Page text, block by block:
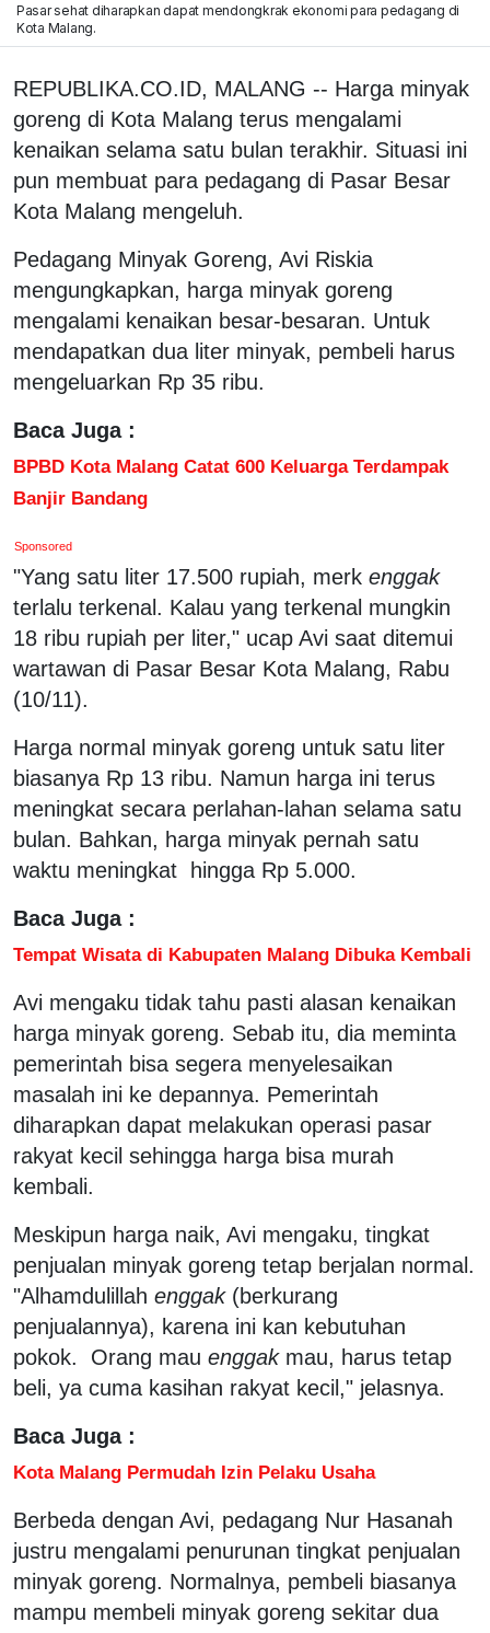
Pasar sehat diharapkan dapat mendongkrak ekonomi para pedagang di
Kota Malang.
REPUBLIKA.CO.ID, MALANG -- Harga minyak
goreng di Kota Malang terus mengalami
kenaikan selama satu bulan terakhir. Situasi ini
pun membuat para pedagang di Pasar Besar
Kota Malang mengeluh.
Pedagang Minyak Goreng, Avi Riskia
mengungkapkan, harga minyak goreng
mengalami kenaikan besar-besaran. Untuk
mendapatkan dua liter minyak, pembeli harus
mengeluarkan Rp 35 ribu.
Baca Juga :
BPBD Kota Malang Catat 600 Keluarga Terdampak
Banjir Bandang
Sponsored
"Yang satu liter 17.500 rupiah, merk enggak
terlalu terkenal. Kalau yang terkenal mungkin
18 ribu rupiah per liter," ucap Avi saat ditemui
wartawan di Pasar Besar Kota Malang, Rabu
(10/11).
Harga normal minyak goreng untuk satu liter
biasanya Rp 13 ribu. Namun harga ini terus
meningkat secara perlahan-lahan selama satu
bulan. Bahkan, harga minyak pernah satu
waktu meningkat hingga Rp 5.000.
Baca Juga :
Tempat Wisata di Kabupaten Malang Dibuka Kembali
Avi mengaku tidak tahu pasti alasan kenaikan
harga minyak goreng. Sebab itu, dia meminta
pemerintah bisa segera menyelesaikan
masalah ini ke depannya. Pemerintah
diharapkan dapat melakukan operasi pasar
rakyat kecil sehingga harga bisa murah
kembali.
Meskipun harga naik, Avi mengaku, tingkat
penjualan minyak goreng tetap berjalan normal.
"Alhamdulillah enggak(berkurang
penjualannya), karena ini kan kebutuhan
pokok. Orang mau enggakmau, harus tetap
beli, ya cuma kasihan rakyat kecil," jelasnya.
Baca Juga :
Kota Malang Permudah Izin Pelaku Usaha
Berbeda dengan Avi, pedagang Nur Hasanah
justru mengalami penurunan tingkat penjualan
minyak goreng. Normalnya, pembeli biasanya
mampu membeli minyak goreng sekitar dua